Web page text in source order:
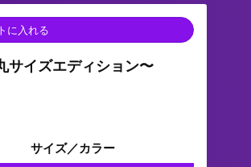
に入れる
サイズエディション〜
サイズ／カラー